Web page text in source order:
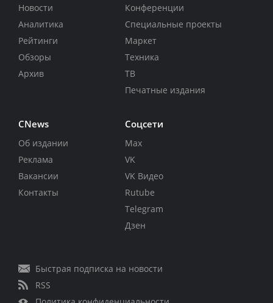
Новости
Аналитика
Рейтинги
Обзоры
Архив
Конференции
Специальные проекты
Маркет
Техника
ТВ
Печатные издания
CNews
Об издании
Реклама
Вакансии
Контакты
Соцсети
Max
VK
VK Видео
Rutube
Telegram
Дзен
Быстрая подписка на новости
RSS